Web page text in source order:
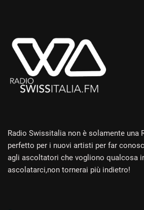
Radio Swissitalia non è solamente una
perfetto per i nuovi artisti per far
agli ascoltatori che vogliono qualcosa
ascolatarci,non tornerai più indietro!